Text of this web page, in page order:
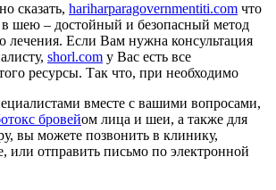
сказать, hariharparagovernmentiti.com что
в шею – достойный и безопасный метод
лечения. Если Вам нужна консультация
shorl.com у Вас есть все
ресурсы. Так что, при необходимо
вместе с вашими вопросами,
бровейом лица и шеи, а также для
вы можете позвонить в клинику,
или отправить письмо по электронной